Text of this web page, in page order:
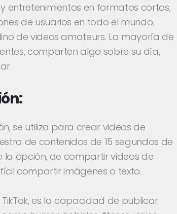
entretenimientos en formatos cortos,
de usuarios en todo el mundo.
de videos amateurs. La mayoría de
comparten algo sobre su día,
se utiliza para crear videos de
de contenidos de 15 segundos de
la opción, de compartir videos de
compartir imágenes o texto.
es la capacidad de publicar